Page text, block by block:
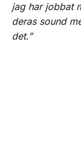
jag har jobbat
deras sound
det.”